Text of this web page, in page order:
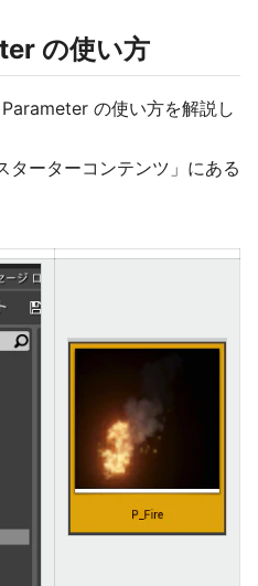
の使い方
の使い方を解説し
ターターコンテンツ」にある